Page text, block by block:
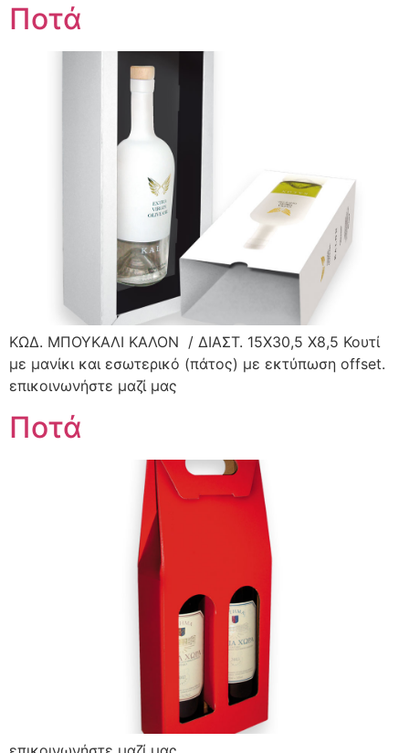
Ποτά
ΚΩΔ. ΜΠΟΥΚΑΛΙ ΚΑΛΟΝ / ΔΙΑΣΤ. 15X30,5 X8,5 Κουτί
με μανίκι και εσωτερικό (πάτος) με εκτύπωση offset.
επικοινωνήστε μαζί μας
Ποτά